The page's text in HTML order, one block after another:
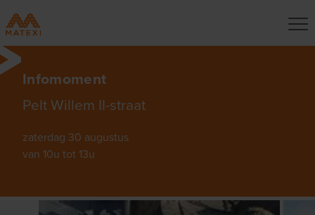
Infomoment
Pelt Willem II-straat
zaterdag 30 augustus
van 10u tot 13u